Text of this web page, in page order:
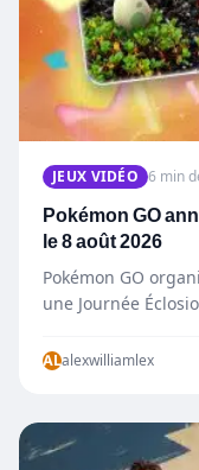
JEUX VIDÉO 6 min
Pokémon GO
le 8 août 2026
Pokémon GO
une Journée
ALalexwilliamlex